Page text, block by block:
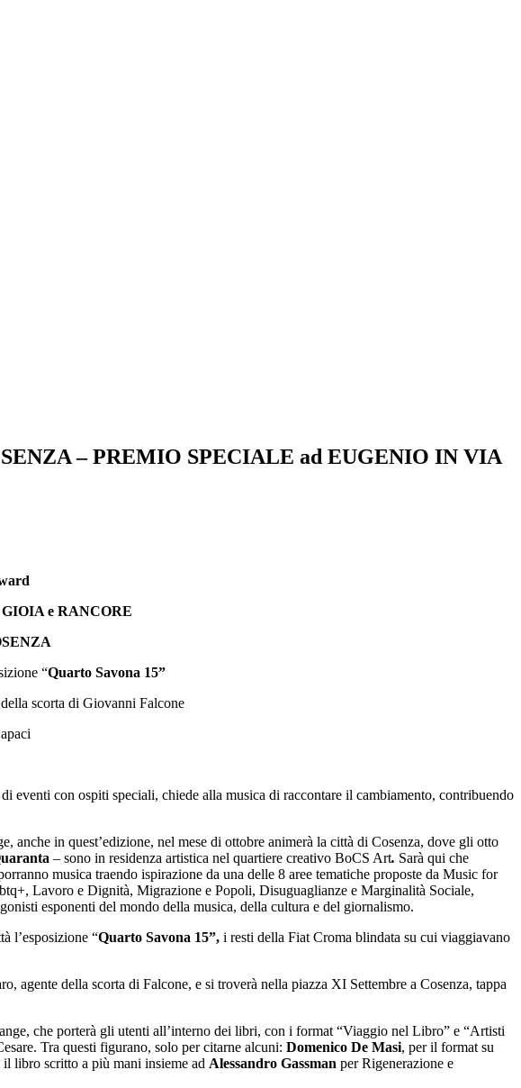
– PREMIO SPECIALE ad EUGENIO IN VIA
e RANCORE
“Quarto Savona 15”
scorta di Giovanni Falcone
eventi con ospiti speciali, chiede alla musica di raccontare il cambiamento, contribuendo
anche in quest’edizione, nel mese di ottobre animerà la città di Cosenza, dove gli otto
– sono in residenza artistica nel quartiere creativo BoCS Art. Sarà qui che
musica traendo ispirazione da una delle 8 aree tematiche proposte da Music for
Lavoro e Dignità, Migrazione e Popoli, Disuguaglianze e Marginalità Sociale,
esponenti del mondo della musica, della cultura e del giornalismo.
l’esposizione “Quarto Savona 15”, i resti della Fiat Croma blindata su cui viaggiavano
della scorta di Falcone, e si troverà nella piazza XI Settembre a Cosenza, tappa
che porterà gli utenti all’interno dei libri, con i format “Viaggio nel Libro” e “Artisti
Tra questi figurano, solo per citarne alcuni: Domenico De Masi, per il format su
il libro scritto a più mani insieme ad Alessandro Gassman per Rigenerazione e